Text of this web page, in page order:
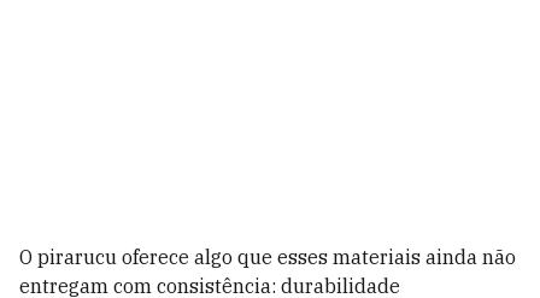
O pirarucu oferece algo que esses materiais ainda não
entregam com consistência: durabilidade